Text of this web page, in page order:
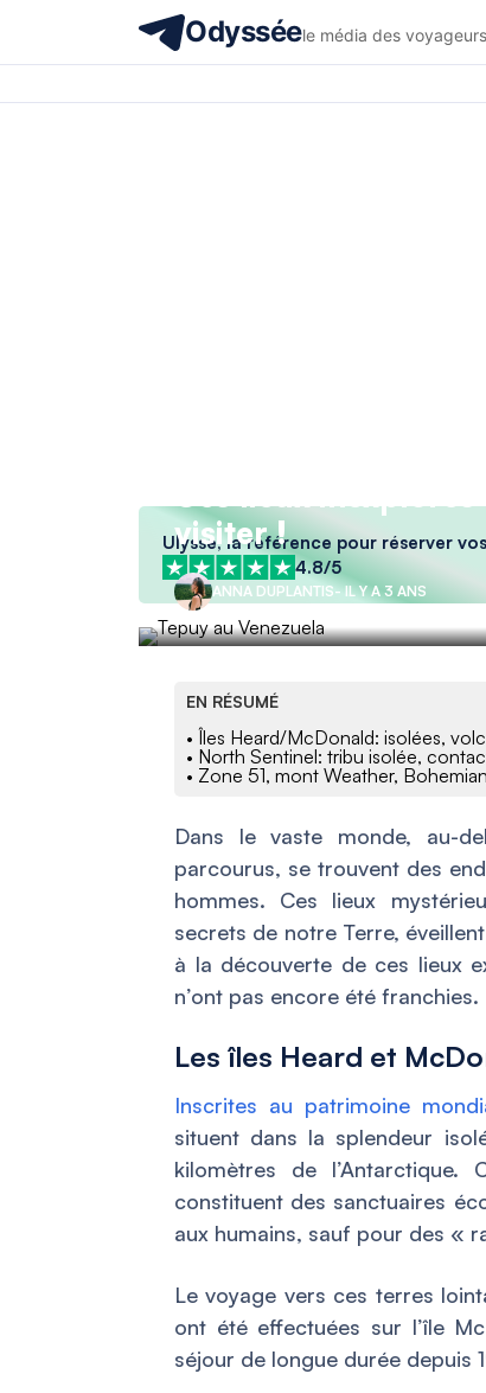
Odysséele média des voyageurs
Ulysse, la référence pour réserver
4.8/5
visiter !
ANNA DUPLANTIS- IL Y A 3 ANS
EN RÉSUMÉ
• Îles Heard/McDonald: isolées,
• North Sentinel: tribu isolée,
• Zone 51, mont Weather,
Dans le vaste monde, au-
parcourus, se trouvent des
hommes. Ces lieux
secrets de notre Terre,
à la découverte de ces lieux
n’ont pas encore été franchies.
Les îles Heard et
Inscrites au patrimoine
situent dans la splendeur
kilomètres de l’Antarctique.
constituent des sanctuaires
aux humains, sauf pour des «
Le voyage vers ces terres
ont été effectuées sur l’île
séjour de longue durée depuis